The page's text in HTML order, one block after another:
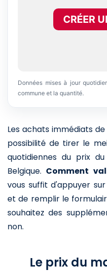
CRÉER
Données mises à jour
commune et la quantité.
Les achats immédiats
possibilité de tirer le
quotidiennes du prix
Belgique. Comment
vous suffit d'appuyer
et de remplir le
souhaitez des
non.
Le prix du